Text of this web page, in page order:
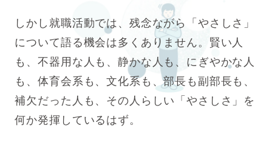
しかし就職活動では、残念ながら
「やさしさ」
について語る機会は多くありません。 賢い人
も、不器用な人も、静かな人も、 にぎやかな人
も、体育会系も、文化系も、部長も副部長も、
補欠だった人も、 その人らしい「やさしさ」を
何か発揮しているはず。